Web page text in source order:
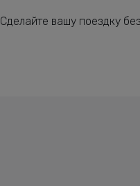
Сделайте вашу поездку